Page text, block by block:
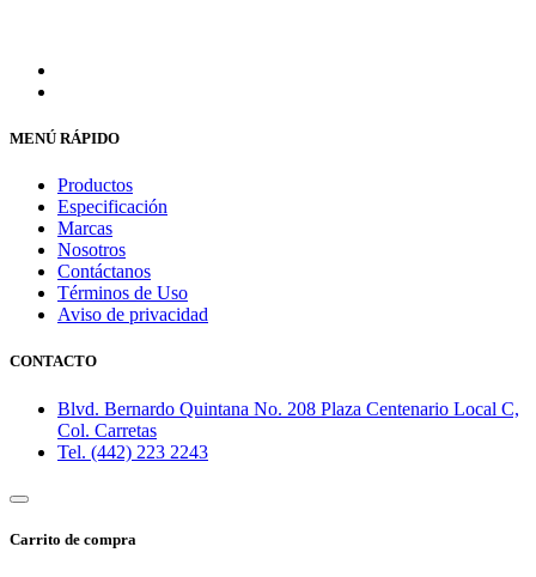
MENÚ RÁPIDO
Productos
Especificación
Marcas
Nosotros
Contáctanos
Términos de Uso
Aviso de privacidad
CONTACTO
Blvd. Bernardo Quintana No. 208 Plaza Centenario Local C,
Col. Carretas
Tel. (442) 223 2243
Carrito de compra